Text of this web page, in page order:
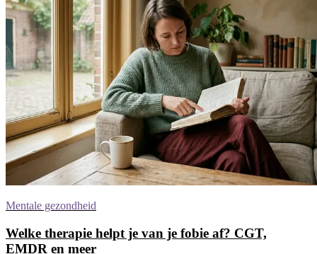
Mentale gezondheid
Welke therapie helpt je van je fobie af? CGT,
EMDR en meer